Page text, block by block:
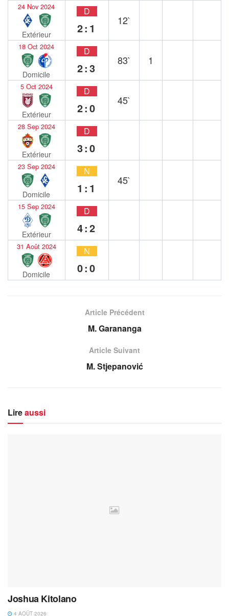
24 Nov 2024
Extérieur
D
2:1
12`
18 Oct 2024
Domicile
D
2:3
83` 1
5 Oct 2024
Extérieur
D
2:0
45`
28 Sep 2024
Extérieur
D
3:0
23 Sep 2024
Domicile
N
1:1
45`
15 Sep 2024
Extérieur
D
4:2
31 Août 2024
Domicile
N
0:0
Article Précédent
M. Garananga
Article Suivant
M. Stjepanović
Lireaussi
Joshua Kitolano
4 AOÛT 2026